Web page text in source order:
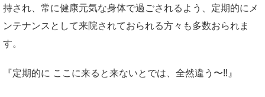
持され、常に健康元気な身体で過ごされるよう、定期的にメ
ンテナンスとして来院されておられる方々も多数おられま
す。
『定期的に ここに来ると来ないとでは、全然違う〜‼』